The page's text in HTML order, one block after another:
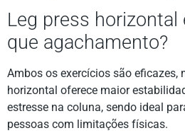
Leg press horizontal
que agachamento?
Ambos os exercícios são eficazes,
horizontal oferece maior
estresse na coluna, sendo ideal
pessoas com limitações físicas.